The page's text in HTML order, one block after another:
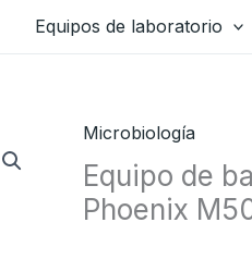
Equipos de laboratorio
Microbiología
Equipo de
Phoenix